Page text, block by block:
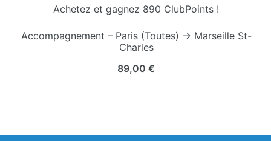
Achetez et gagnez 890 ClubPoints !
Accompagnement – Paris (Toutes) → Marseille St-
Charles
89,00 €